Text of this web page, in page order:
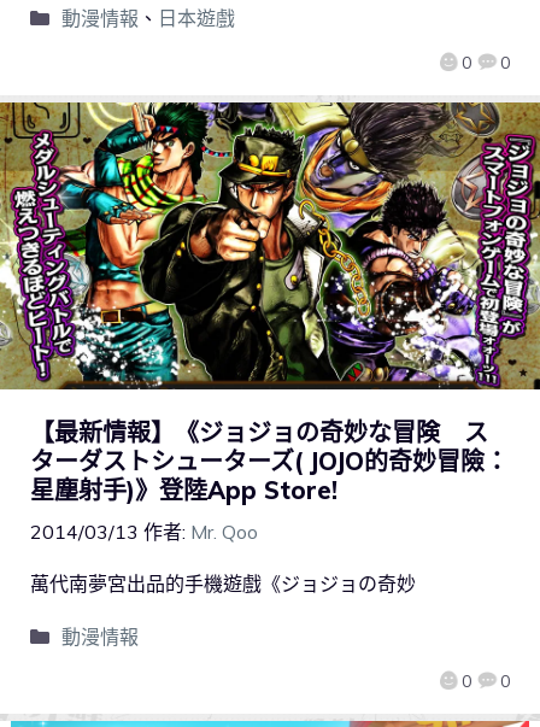
0 0
動漫情報 、 日本遊戲
【最新情報】《ジョジョの奇妙な冒険 ス
ターダストシューターズ( JOJO的奇妙冒險：
星塵射手)》登陸App Store!
2014/03/13 作者: Mr. Qoo
0 0
萬代南夢宮出品的手機遊戲《ジョジョの奇妙
動漫情報